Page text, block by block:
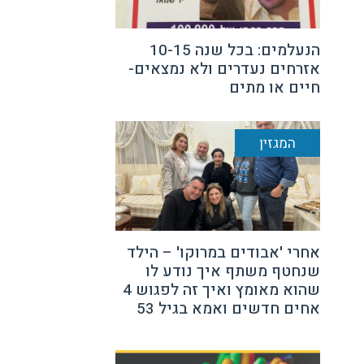
הנעלמים: בכל שנה 10-15
אזרחים נעדרים ולא נמצאים-
חיים או מתים
המגזין
אחרי 'אבודים במרוקו' – הילד
שנחטף משתף איך נודע לו
שהוא מאומץ ואיך זה לפגוש 4
אחים חדשים ואמא בגיל 53